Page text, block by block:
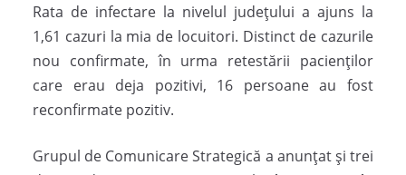
Rata de infectare la nivelul judeţului a ajuns la
1,61 cazuri la mia de locuitori. Distinct de cazurile
nou confirmate, în urma retestării pacienților
care erau deja pozitivi, 16 persoane au fost
reconfirmate pozitiv.
Grupul de Comunicare Strategică a anunțat și trei